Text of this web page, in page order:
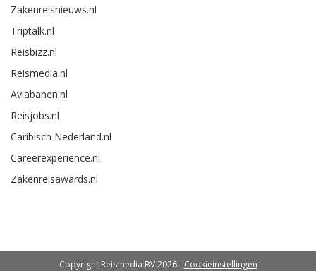
Zakenreisnieuws.nl
Triptalk.nl
Reisbizz.nl
Reismedia.nl
Aviabanen.nl
Reisjobs.nl
Caribisch Nederland.nl
Careerexperience.nl
Zakenreisawards.nl
Copyright Reismedia BV 2026 - Cookieinstellingen